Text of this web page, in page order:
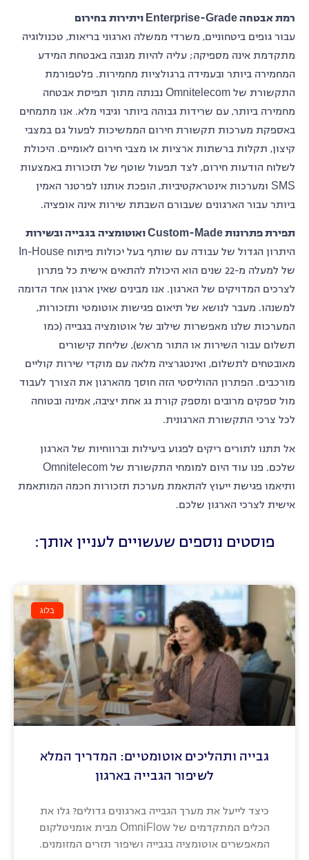
רמת אבטחה Enterprise-Grade ויתירות בחירום
עבור גופים ביטחוניים, משרדי ממשלה וארגוני בריאות, טכנולוגיה
מתקדמת אינה מספיקה; עליה להיות מגובה באבטחת המידע
המחמירה ביותר ובעמידה ברגולציות מחמירות. פלטפורמת
התקשורת של Omnitelecom נבנתה מתוך תפיסת אבטחה
מחמירה ביותר, עם שרידות גבוהה ביותר וגיבוי מלא. אנו מתמחים
באספקת מערכות תקשורת חירום הממשיכות לפעול גם במצבי
קיצון, תקלות ברשתות ארציות או מצבי חירום לאומיים. היכולת
לשלוח הודעות חירום, לצד תפעול שוטף של תזכורות באמצעות
SMS ומערכות אינטראקטיביות, הופכת אותנו לפרטנר האמין
ביותר עבור הארגונים שעבורם השבתת שירות אינה אופציה.
תפירת פתרונות Custom-Made ואוטומציה בגבייה ובשירות
היתרון הגדול של עבודה עם שותף בעל יכולות פיתוח In-House
של למעלה מ-22 שנים הוא היכולת להתאים אישית כל פתרון
לצרכים המדויקים של הארגון. אנו מבינים שאין ארגון אחד הדומה
למשנהו. מעבר לנושא של תיאום פגישות אוטומטי ותזכורות,
המערכות שלנו מאפשרות שילוב של אוטומציה בגבייה (כמו
תשלום עבור השירות או התור מראש), שליחת קישורים
מאובטחים לתשלום, ואינטגרציה מלאה עם מוקדי שירות קוליים
מורכבים. הפתרון ההוליסטי הזה חוסך מהארגון את הצורך לעבוד
מול ספקים מרובים ומספק קורת גג אחת יציבה, אמינה ובטוחה
לכל צרכי התקשורת הארגונית.
אל תתנו לתורים ריקים לפגוע ביעילות וברווחיות של הארגון
שלכם. פנו עוד היום למומחי התקשורת של Omnitelecom
ותיאמו פגישת ייעוץ להתאמת מערכת תזכורות חכמה המותאמת
אישית לצרכי הארגון שלכם.
פוסטים נוספים שעשויים לעניין אותך:
בלוג
גבייה ותהליכים אוטומטיים: המדריך המלא
לשיפור הגבייה בארגון
כיצד לייעל את מערך הגבייה בארגונים גדולים? גלו את
הכלים המתקדמים של OmniFlow מבית אומניטלקום
המאפשרים אוטומציה בגבייה ושיפור תזרים המזומנים.